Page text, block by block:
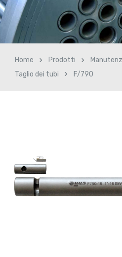
Home Prodotti
Taglio dei tubi
F/790